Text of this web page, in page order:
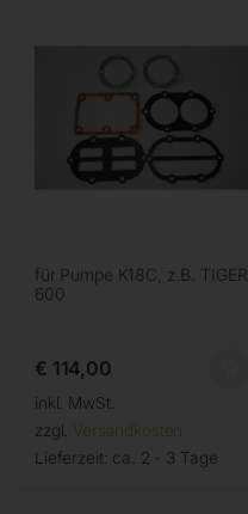
für Pumpe K18C, z.B. TIGER
600
€ 114,00
inkl. MwSt.
zzgl. Versandkosten
Lieferzeit: ca. 2 - 3 Tage